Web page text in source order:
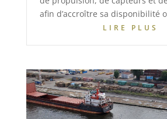
afin d’accroître sa disponibilité
LIRE PLUS